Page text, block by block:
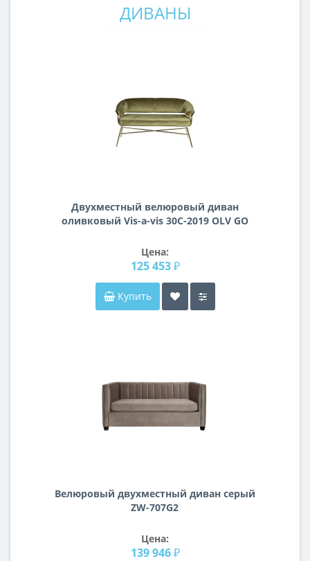
ДИВАНЫ
Двухместный велюровый диван
оливковый Vis-a-vis 30C-2019 OLV GO
Цена:
125 453 ₽
Купить
Велюровый двухместный диван серый
ZW-707G2
Цена:
139 946 ₽